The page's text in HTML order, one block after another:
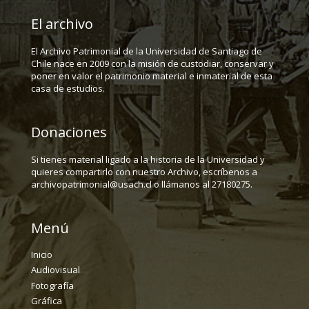
El archivo
El Archivo Patrimonial de la Universidad de Santiago de
Chile nace en 2009 con la misión de custodiar, conservar y
poner en valor el patrimonio material e inmaterial de esta
casa de estudios.
Donaciones
Si tienes material ligado a la historia de la Universidad y
quieres compartirlo con nuestro Archivo, escríbenos a
archivopatrimonial@usach.cl o llámanos al 27180275.
Menú
Inicio
Audiovisual
Fotografía
Gráfica